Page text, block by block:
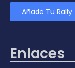
Añade Tu Rally
Enlaces